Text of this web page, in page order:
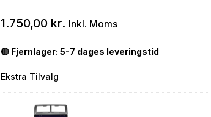
1.750,00 kr. Inkl. Moms
🔴 Fjernlager: 5-7 dages leveringstid
Ekstra Tilvalg